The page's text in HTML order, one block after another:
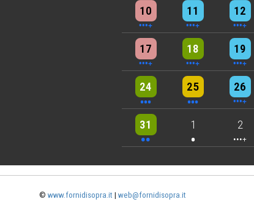
10
6 events 11
7 events 12
7 events
17
5 events 18
6 events 19
7 events
24
3 events 25
3 events 26
6 events
31
2 events 1
One event 2
4 events
© www.fornidisopra.it | web@fornidisopra.it